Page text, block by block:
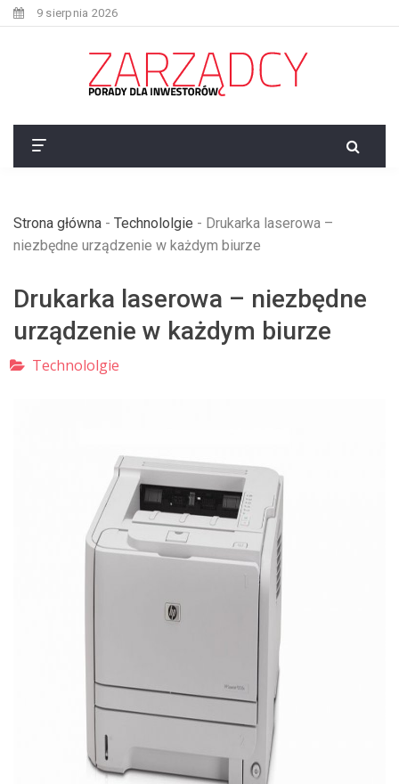
9 sierpnia 2026
Strona główna - Technololgie - Drukarka laserowa –
niezbędne urządzenie w każdym biurze
Drukarka laserowa – niezbędne
urządzenie w każdym biurze
Technololgie